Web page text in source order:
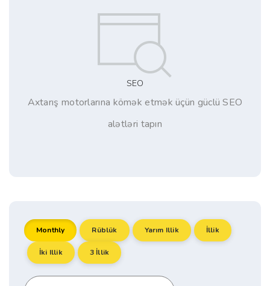
SEO
Axtarış motorlarına kömək etmək üçün güclü SEO
alətləri tapın
Monthly Rüblük Yarım Illik İllik
İki Illik 3 İllik